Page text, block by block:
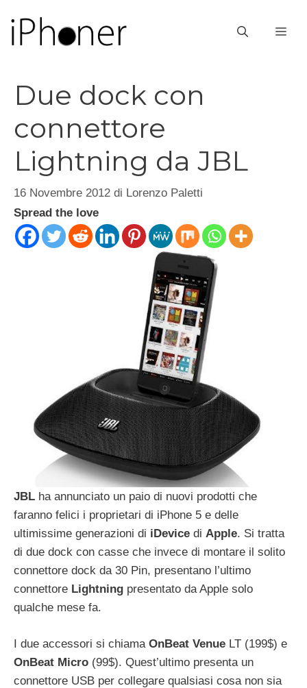
contenuto
Due dock con
connettore
Lightning da JBL
16 Novembre 2012 di Lorenzo Paletti
Spread the love
JBL ha annunciato un paio di nuovi prodotti che
faranno felici i proprietari di iPhone 5 e delle
ultimissime generazioni di iDevice di Apple. Si tratta
di due dock con casse che invece di montare il solito
connettore dock da 30 Pin, presentano l’ultimo
connettore Lightning presentato da Apple solo
qualche mese fa.
I due accessori si chiama OnBeat Venue LT (199$) e
OnBeat Micro (99$). Quest’ultimo presenta un
connettore USB per collegare qualsiasi cosa non sia